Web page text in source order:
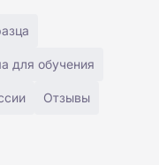
для обучения
Отзывы